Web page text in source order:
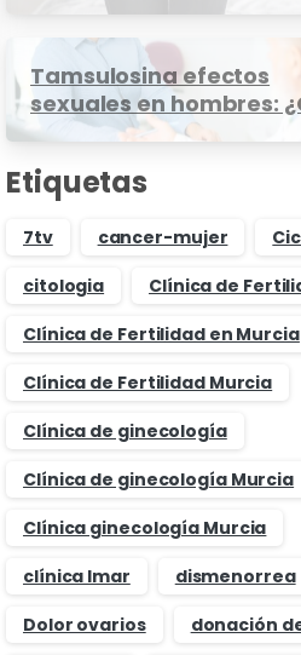
Tamsulosina efectos
sexuales en hombres:
afecta?
Etiquetas
7tv cancer-mujer
citologia
Clínica de
Clínica de Fertilidad en Murcia
Clínica de Fertilidad Murcia
Clínica de ginecología
Clínica de ginecología Murcia
Clínica ginecología Murcia
clínica Imar
dismenorrea
Dolor ovarios
donación